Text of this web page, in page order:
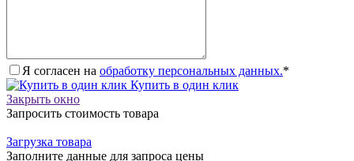
Я согласен на обработку персональных данных.*
Купить в один клик
Закрыть окно
Запросить стоимость товара
Загрузка товара
Заполните данные для запроса цены